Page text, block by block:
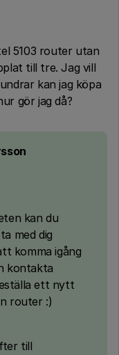
5103 router utan
till tre. Jag vill
kan jag köpa
gör jag då?
kan du
med dig
komma igång
kontakta
ett nytt
router :)
till